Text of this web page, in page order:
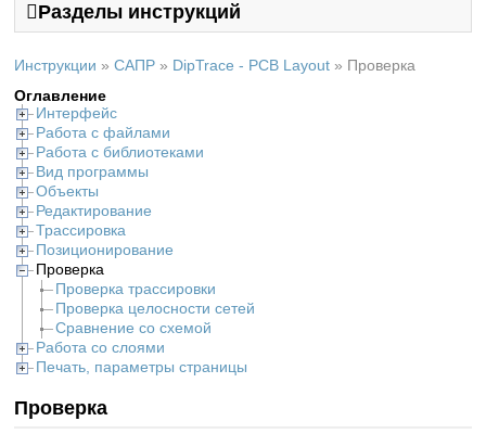
Разделы инструкций
Инструкции » САПР » DipTrace - PCB Layout » Проверка
Оглавление
Интерфейс
Работа с файлами
Работа с библиотеками
Вид программы
Объекты
Редактирование
Трассировка
Позиционирование
Проверка
Проверка трассировки
Проверка целосности сетей
Сравнение со схемой
Работа со слоями
Печать, параметры страницы
Проверка